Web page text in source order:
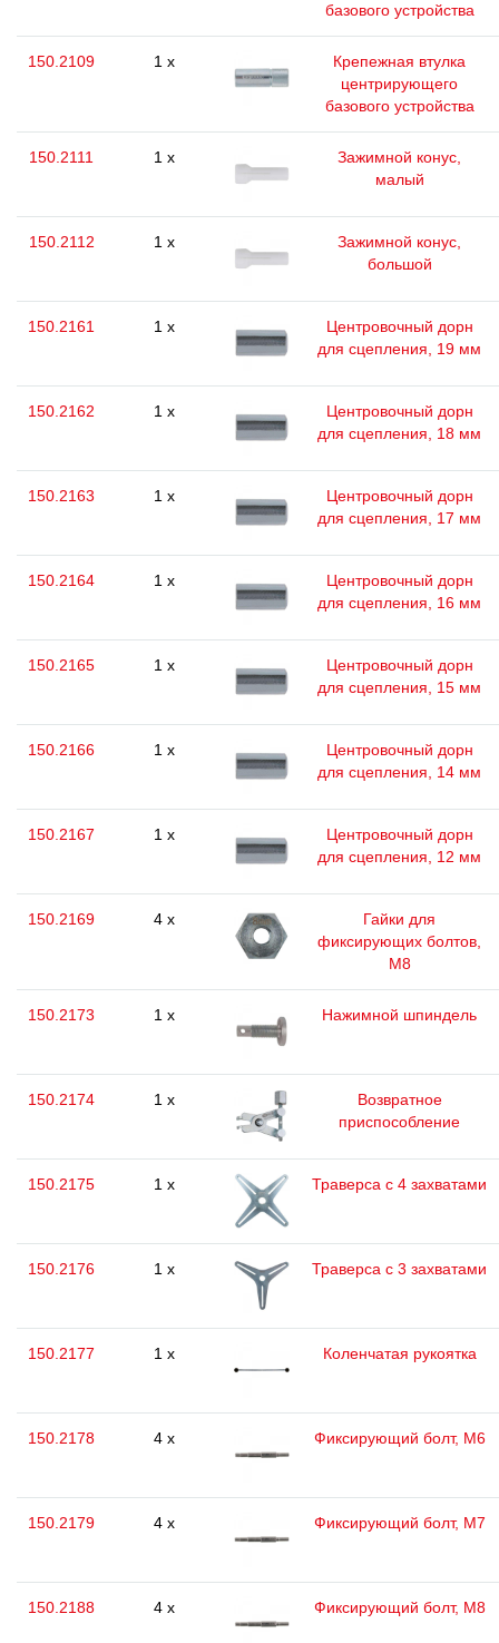
базового устройства
150.2109 1 x
Крепежная втулка
центрирующего
базового устройства
150.2111 1 x
Зажимной конус,
малый
150.2112 1 x
Зажимной конус,
большой
150.2161 1 x
Центровочный дорн
для сцепления, 19 мм
150.2162 1 x
Центровочный дорн
для сцепления, 18 мм
150.2163 1 x
Центровочный дорн
для сцепления, 17 мм
150.2164 1 x
Центровочный дорн
для сцепления, 16 мм
150.2165 1 x
Центровочный дорн
для сцепления, 15 мм
150.2166 1 x
Центровочный дорн
для сцепления, 14 мм
150.2167 1 x
Центровочный дорн
для сцепления, 12 мм
150.2169 4 x
Гайки для
фиксирующих болтов,
М8
150.2173 1 x Нажимной шпиндель
150.2174 1 x
Возвратное
приспособление
150.2175 1 x Траверса с 4 захватами
150.2176 1 x Траверса с 3 захватами
150.2177 1 x Коленчатая рукоятка
150.2178 4 x Фиксирующий болт, М6
150.2179 4 x Фиксирующий болт, М7
150.2188 4 x Фиксирующий болт, М8